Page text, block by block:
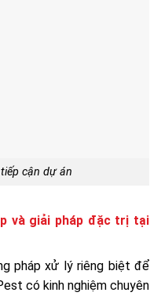
cận dự án
và giải pháp đặc trị tại
pháp xử lý riêng biệt để
có kinh nghiệm chuyên